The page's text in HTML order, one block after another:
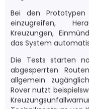
Bei den
einzugreifen,
Kreuzungen,
das System
Die Tests starten
abgesperrten
allgemein
Rover nutzt